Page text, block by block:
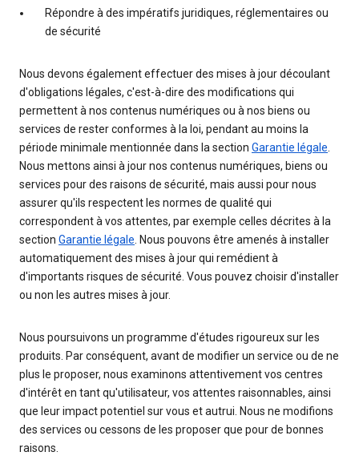
Répondre à des impératifs juridiques, réglementaires ou
de sécurité
Nous devons également effectuer des mises à jour découlant
d'obligations légales, c'est-à-dire des modifications qui
permettent à nos contenus numériques ou à nos biens ou
services de rester conformes à la loi, pendant au moins la
période minimale mentionnée dans la section Garantie légale
Nous mettons ainsi à jour nos contenus numériques, biens ou
services pour des raisons de sécurité, mais aussi pour nous
assurer qu'ils respectent les normes de qualité qui
correspondent à vos attentes, par exemple celles décrites à la
section Garantie légale . Nous pouvons être amenés à installer
automatiquement des mises à jour qui remédient à
d'importants risques de sécurité. Vous pouvez choisir d'installer
ou non les autres mises à jour.
Nous poursuivons un programme d'études rigoureux sur les
produits. Par conséquent, avant de modifier un service ou de ne
plus le proposer, nous examinons attentivement vos centres
d'intérêt en tant qu'utilisateur, vos attentes raisonnables, ainsi
que leur impact potentiel sur vous et autrui. Nous ne modifions
des services ou cessons de les proposer que pour de bonnes
raisons.